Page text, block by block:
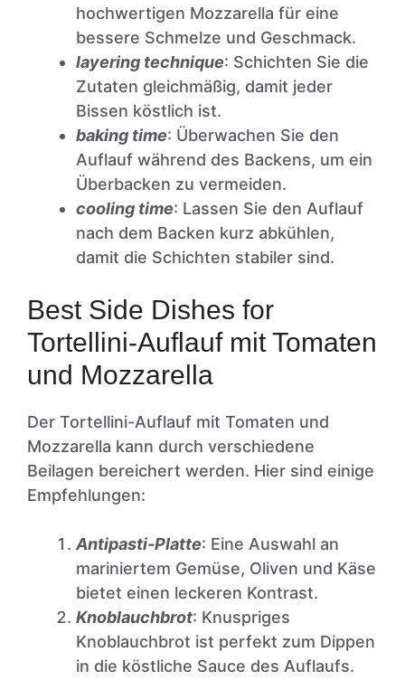
hochwertigen Mozzarella für eine
bessere Schmelze und Geschmack.
layering technique: Schichten Sie die
Zutaten gleichmäßig, damit jeder
Bissen köstlich ist.
baking time: Überwachen Sie den
Auflauf während des Backens, um ein
Überbacken zu vermeiden.
cooling time: Lassen Sie den Auflauf
nach dem Backen kurz abkühlen,
damit die Schichten stabiler sind.
Best Side Dishes for
Tortellini-Auflauf mit Tomaten
und Mozzarella
Der Tortellini-Auflauf mit Tomaten und
Mozzarella kann durch verschiedene
Beilagen bereichert werden. Hier sind einige
Empfehlungen:
Antipasti-Platte: Eine Auswahl an
mariniertem Gemüse, Oliven und Käse
bietet einen leckeren Kontrast.
Knoblauchbrot: Knuspriges
Knoblauchbrot ist perfekt zum Dippen
in die köstliche Sauce des Auflaufs.